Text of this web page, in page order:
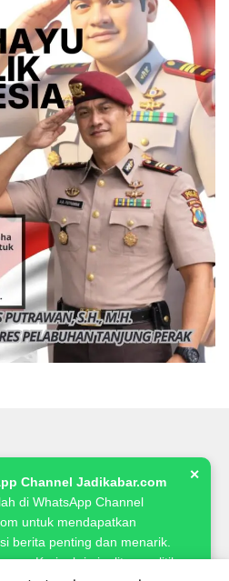
Channel Jadikabar.com
di WhatsApp Channel
untuk mendapatkan
berita penting dan menarik.
Kerja, kriminalitas, politik,
✕